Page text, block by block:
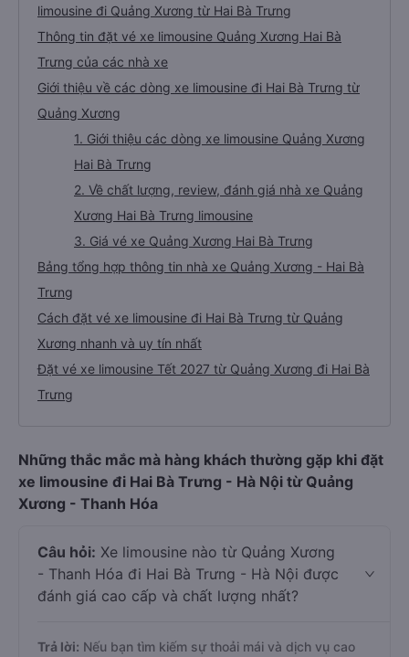
limousine đi Quảng Xương từ Hai Bà Trưng
Thông tin đặt vé xe limousine Quảng Xương Hai Bà
Trưng của các nhà xe
Giới thiệu về các dòng xe limousine đi Hai Bà Trưng từ
Quảng Xương
1. Giới thiệu các dòng xe limousine Quảng Xương
Hai Bà Trưng
2. Về chất lượng, review, đánh giá nhà xe Quảng
Xương Hai Bà Trưng limousine
3. Giá vé xe Quảng Xương Hai Bà Trưng
Bảng tổng hợp thông tin nhà xe Quảng Xương - Hai Bà
Trưng
Cách đặt vé xe limousine đi Hai Bà Trưng từ Quảng
Xương nhanh và uy tín nhất
Đặt vé xe limousine Tết 2027 từ Quảng Xương đi Hai Bà
Trưng
Những thắc mắc mà hàng khách thường gặp khi đặt
xe limousine đi Hai Bà Trưng - Hà Nội từ Quảng
Xương - Thanh Hóa
Câu hỏi: Xe limousine nào từ Quảng Xương
- Thanh Hóa đi Hai Bà Trưng - Hà Nội được
đánh giá cao cấp và chất lượng nhất?
Trả lời: Nếu bạn tìm kiếm sự thoải mái và dịch vụ cao